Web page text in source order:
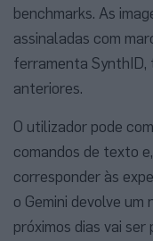
benchmarks. As
assinaladas com
ferramenta SynthID,
anteriores.
O utilizador pode
comandos de texto
corresponder às
o Gemini devolve
próximos dias vai